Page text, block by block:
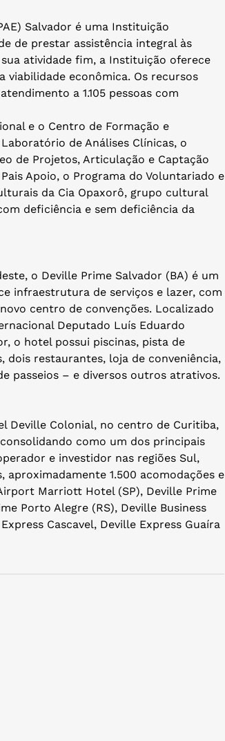
Salvador é uma Instituição
de prestar assistência integral às
atividade fim, a Instituição oferece
viabilidade econômica. Os recursos
a 1.105 pessoas com
e o Centro de Formação e
de Análises Clínicas, o
de Projetos, Articulação e Captação
Apoio, o Programa do Voluntariado e
da Cia Opaxorô, grupo cultural
deficiência e sem deficiência da
o Deville Prime Salvador (BA) é um
infraestrutura de serviços e lazer, com
centro de convenções. Localizado
Deputado Luís Eduardo
o hotel possui piscinas, pista de
dois restaurantes, loja de conveniência,
passeios – e diversos outros atrativos.
Deville Colonial, no centro de Curitiba,
como um dos principais
e investidor nas regiões Sul,
aproximadamente 1.500 acomodações e
Marriott Hotel (SP), Deville Prime
Porto Alegre (RS), Deville Business
Cascavel, Deville Express Guaíra